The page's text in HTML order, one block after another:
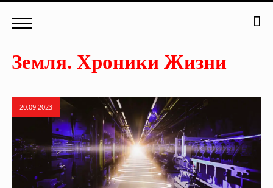
20.09.2023